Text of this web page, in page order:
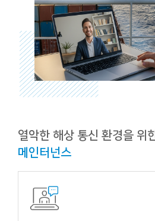
열악한 해상 통신 환경을 위
메인터넌스